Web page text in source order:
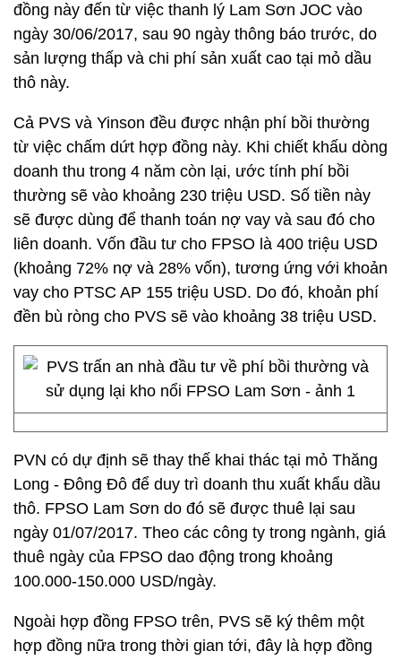
đồng này đến từ việc thanh lý Lam Sơn JOC vào
ngày 30/06/2017, sau 90 ngày thông báo trước, do
sản lượng thấp và chi phí sản xuất cao tại mỏ dầu
thô này.
Cả PVS và Yinson đều được nhận phí bồi thường
từ việc chấm dứt hợp đồng này. Khi chiết khấu dòng
doanh thu trong 4 năm còn lại, ước tính phí bồi
thường sẽ vào khoảng 230 triệu USD. Số tiền này
sẽ được dùng để thanh toán nợ vay và sau đó cho
liên doanh. Vốn đầu tư cho FPSO là 400 triệu USD
(khoảng 72% nợ và 28% vốn), tương ứng với khoản
vay cho PTSC AP 155 triệu USD. Do đó, khoản phí
đền bù ròng cho PVS sẽ vào khoảng 38 triệu USD.
PVN có dự định sẽ thay thế khai thác tại mỏ Thăng
Long - Đông Đô để duy trì doanh thu xuất khẩu dầu
thô. FPSO Lam Sơn do đó sẽ được thuê lại sau
ngày 01/07/2017. Theo các công ty trong ngành, giá
thuê ngày của FPSO dao động trong khoảng
100.000-150.000 USD/ngày.
Ngoài hợp đồng FPSO trên, PVS sẽ ký thêm một
hợp đồng nữa trong thời gian tới, đây là hợp đồng